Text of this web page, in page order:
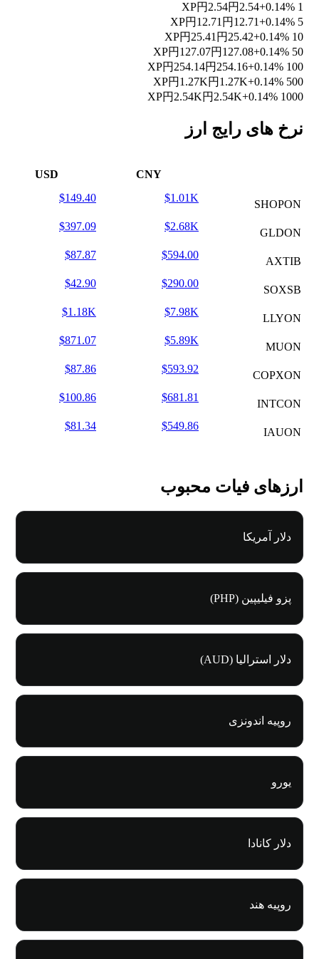
1 XP
円2.54円2.54+0.14%
5 XP
円12.71 円12.71+0.14%
10 XP
円25.41 円25.42+0.14%
50 XP
円127.07円127.08+0.14%
100 XP
円254.14円254.16+0.14%
500 XP
円1.27K円1.27K+0.14%
1000 XP
円2.54K円2.54K+0.14%
نرخ های رایج ارز
CNY
USD
SHOPON
$1.01K
$149.40
GLDON
$2.68K
$397.09
AXTIB
$594.00
$87.87
SOXSB
$290.00
$42.90
LLYON
$7.98K
$1.18K
MUON
$5.89K
$871.07
COPXON
$593.92
$87.86
INTCON
$681.81
$100.86
IAUON
$549.86
$81.34
ارزهای فیات محبوب
دلار آمریکا
پزو فیلیپین (PHP)
دلار استرالیا (AUD)
روپیه اندونزی
یورو
دلار کانادا
روپیه هند